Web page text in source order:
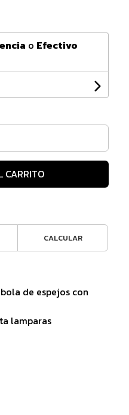
o Efectivo
CARRITO
CALCULAR
de espejos con
lamparas